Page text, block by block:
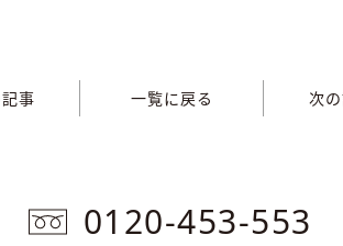
事 一覧に戻る 次
0120-453-553